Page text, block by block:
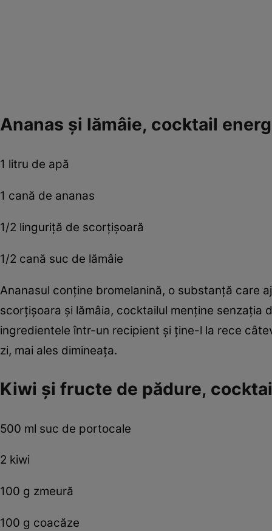
Ananas şi lămâie, cocktail
1 litru de apă
1 cană de ananas
1/2 linguriţă de scorţişoară
1/2 cană suc de lămâie
Ananasul conţine bromelanină, o substanţă care
scorţişoara şi lămâia, cocktailul menţine
ingredientele într-un recipient şi ţine-l la rece
zi, mai ales dimineaţa.
Kiwi şi fructe de pădure,
500 ml suc de portocale
2 kiwi
100 g zmeură
100 g coacăze